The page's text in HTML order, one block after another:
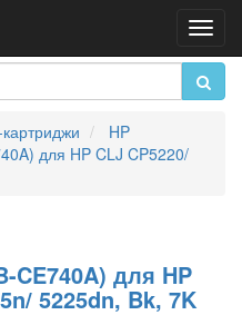
HP
для HP CLJ CP5220/
CE740A) для HP
5225dn, Bk, 7K